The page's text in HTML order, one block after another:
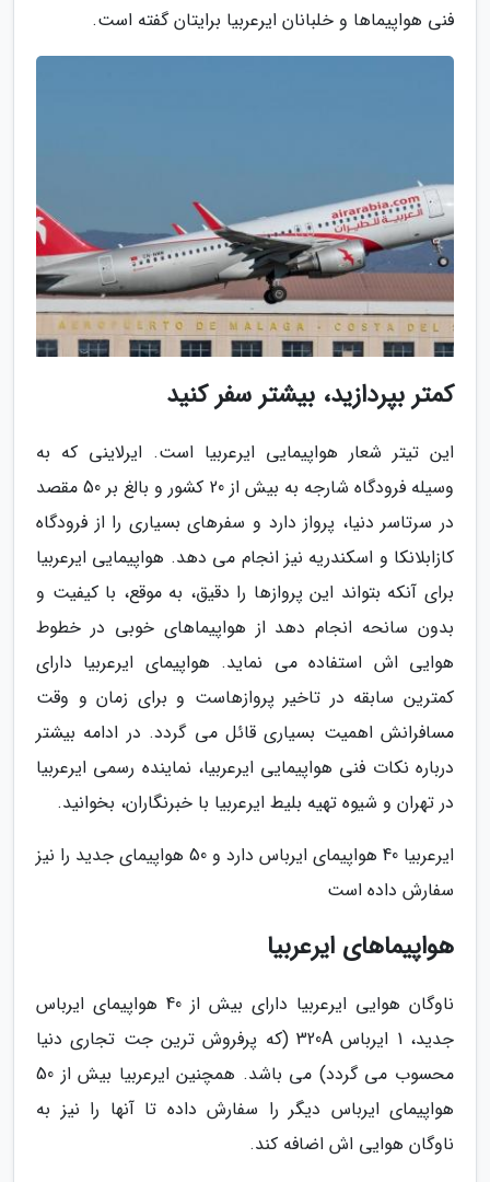
فنی هواپیماها و خلبانان ایرعربیا برایتان گفته است.
کمتر بپردازید، بیشتر سفر کنید
این تیتر شعار هواپیمایی ایرعربیا است. ایرلاینی که به
وسیله فرودگاه شارجه به بیش از 20 کشور و بالغ بر 50 مقصد
در سرتاسر دنیا، پرواز دارد و سفرهای بسیاری را از فرودگاه
کازابلانکا و اسکندریه نیز انجام می دهد. هواپیمایی ایرعربیا
برای آنکه بتواند این پروازها را دقیق، به موقع، با کیفیت و
بدون سانحه انجام دهد از هواپیماهای خوبی در خطوط
هوایی اش استفاده می نماید. هواپیمای ایرعربیا دارای
کمترین سابقه در تاخیر پروازهاست و برای زمان و وقت
مسافرانش اهمیت بسیاری قائل می گردد. در ادامه بیشتر
درباره نکات فنی هواپیمایی ایرعربیا، نماینده رسمی ایرعربیا
در تهران و شیوه تهیه بلیط ایرعربیا با خبرنگاران، بخوانید.
ایرعربیا 40 هواپیمای ایرباس دارد و 50 هواپیمای جدید را نیز
سفارش داده است
هواپیماهای ایرعربیا
ناوگان هوایی ایرعربیا دارای بیش از 40 هواپیمای ایرباس
جدید، 1 ایرباس 320A (که پرفروش ترین جت تجاری دنیا
محسوب می گردد) می باشد. همچنین ایرعربیا بیش از 50
هواپیمای ایرباس دیگر را سفارش داده تا آنها را نیز به
ناوگان هوایی اش اضافه کند.